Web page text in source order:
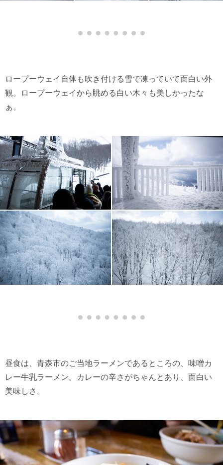
ロープーウェイ自体も吹き付ける雪で凍っていて面白い外
観。ロープーウェイから眺める白い木々も美しかったな
ぁ。
昼食は、青森市のご当地ラーメンであるところの、味噌カ
レー牛乳ラーメン。カレーの辛さがちゃんとあり、面白い
美味しさ。